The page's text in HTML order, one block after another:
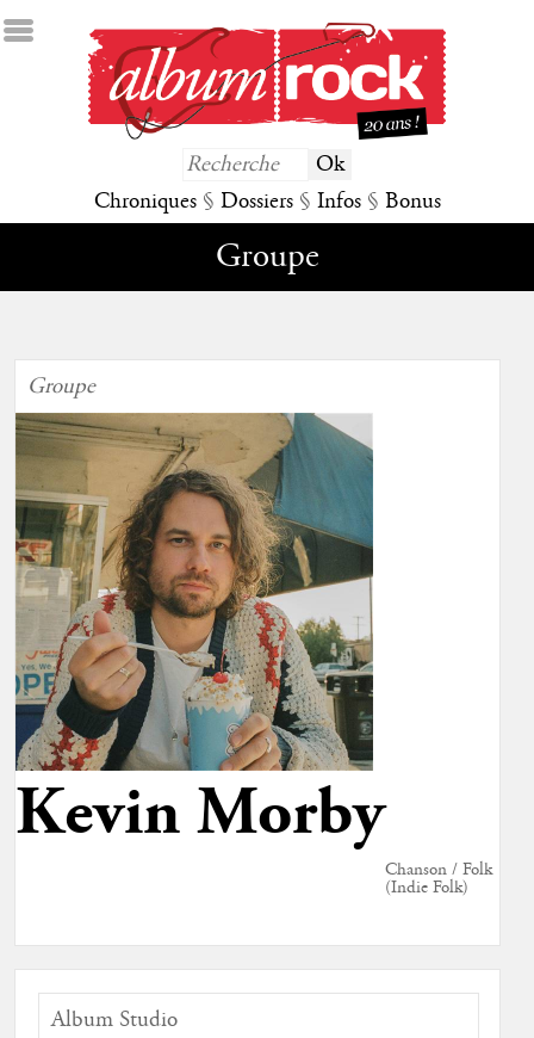
Chroniques § Dossiers § Infos § Bonus
Groupe
Groupe
Kevin Morby
Chanson / Folk
(Indie Folk)
Album Studio